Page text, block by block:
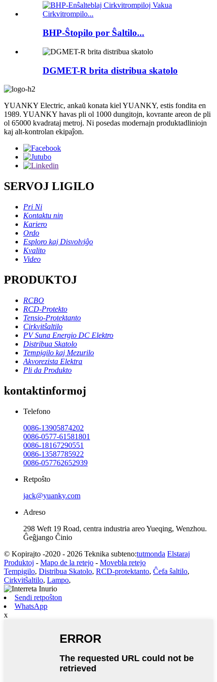
BHP-Ŝtopilo por Ŝaltilo...
DGMET-R brita distribua skatolo
YUANKY Electric, ankaŭ konata kiel YUANKY, estis fondita en
1989. YUANKY havas pli ol 1000 dungitojn, kovrante areon de pli
ol 65000 kvadrataj metroj. Ni posedas modernajn produktadliniojn
kaj alt-kontrolan ekipaĵon.
SERVOJ LIGILO
Pri Ni
Kontaktu nin
Kariero
Ordo
Esploro kaj Disvolviĝo
Kvalito
Video
PRODUKTOJ
RCBO
RCD-Protekto
Tensio-Protektanto
Cirkvitŝaltilo
PV Suna Energio DC Elektro
Distribua Skatolo
Tempigilo kaj Mezurilo
Akvorezista Elektra
Pli da Produkto
kontaktinformoj
Telefono
0086-13905874202
0086-0577-61581801
0086-18167290551
0086-13587785922
0086-057762652939
Retpoŝto
jack@yuanky.com
Adreso
298 Weft 19 Road, centra industria areo Yueqing, Wenzhou.
Ĝeĝjango Ĉinio
© Kopirajto -2020 - 2026 Teknika subteno:tutmonda Elstaraj
Produktoj - Mapo de la retejo - Movebla retejo
Tempigilo, Distribua Skatolo, RCD-protektanto, Ĉefa ŝaltilo,
Cirkvitŝaltilo, Lampo,
Sendi retpoŝton
WhatsApp
x